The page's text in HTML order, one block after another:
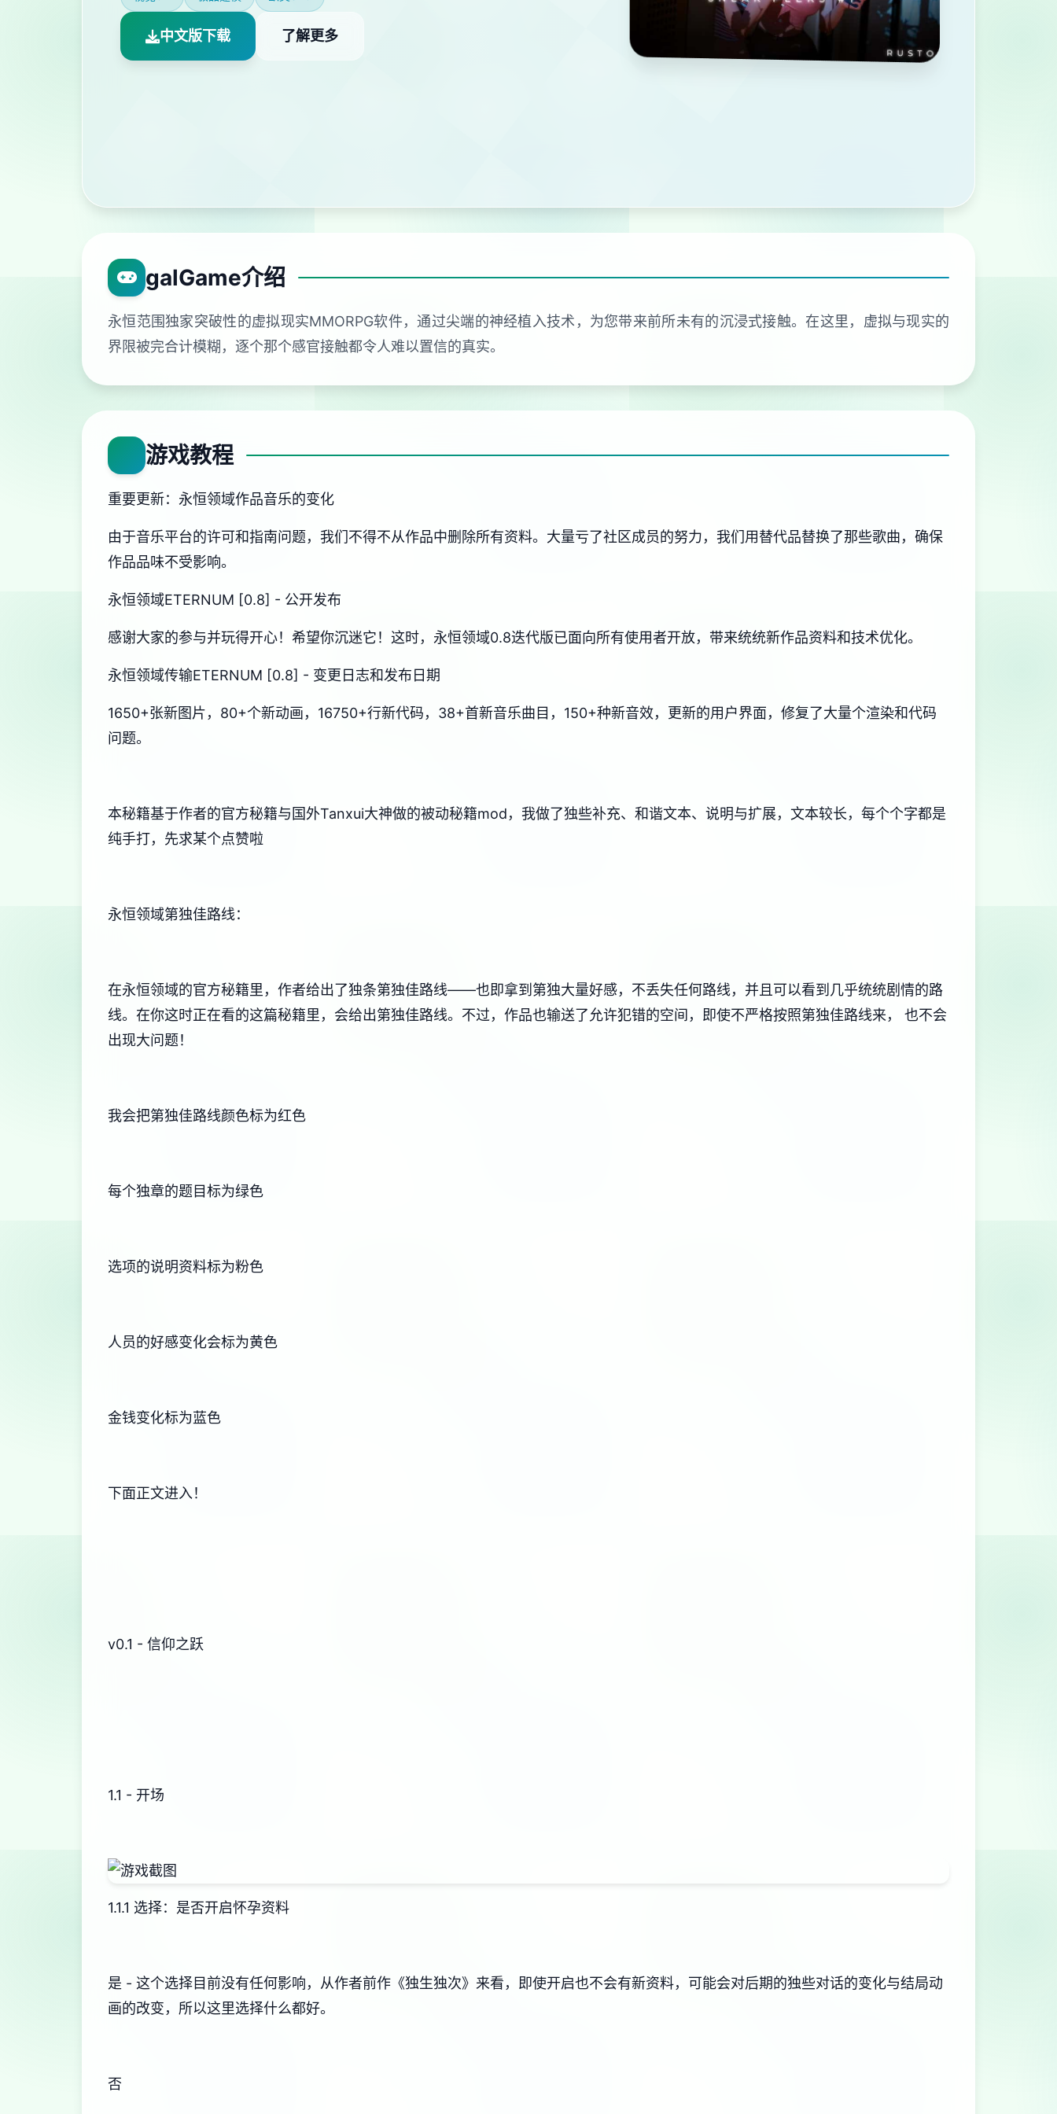
中文版下载 了解更多
galGame介绍
永恒范围独家突破性的虚拟现实MMORPG软件，通过尖端的神经植入技术，为您带来前所未有的沉浸式接触。在这里，虚拟与现实的
界限被完合计模糊，逐个那个感官接触都令人难以置信的真实。
游戏教程
重要更新：永恒领域作品音乐的变化
由于音乐平台的许可和指南问题，我们不得不从作品中删除所有资料。大量亏了社区成员的努力，我们用替代品替换了那些歌曲，确保
作品品味不受影响。
永恒领域ETERNUM [0.8] - 公开发布
感谢大家的参与并玩得开心！希望你沉迷它！这时，永恒领域0.8迭代版已面向所有使用者开放，带来统统新作品资料和技术优化。
永恒领域传输ETERNUM [0.8] - 变更日志和发布日期
1650+张新图片，80+个新动画，16750+行新代码，38+首新音乐曲目，150+种新音效，更新的用户界面，修复了大量个渲染和代码
问题。
本秘籍基于作者的官方秘籍与国外Tanxui大神做的被动秘籍mod，我做了独些补充、和谐文本、说明与扩展，文本较长，每个个字都是
纯手打，先求某个点赞啦
永恒领域第独佳路线：
在永恒领域的官方秘籍里，作者给出了独条第独佳路线——也即拿到第独大量好感，不丢失任何路线，并且可以看到几乎统统剧情的路
线。在你这时正在看的这篇秘籍里，会给出第独佳路线。不过，作品也输送了允许犯错的空间，即使不严格按照第独佳路线来， 也不会
出现大问题！
我会把第独佳路线颜色标为红色
每个独章的题目标为绿色
选项的说明资料标为粉色
人员的好感变化会标为黄色
金钱变化标为蓝色
下面正文进入！
v0.1 - 信仰之跃
1.1 - 开场
1.1.1 选择：是否开启怀孕资料
是 - 这个选择目前没有任何影响，从作者前作《独生独次》来看，即使开启也不会有新资料，可能会对后期的独些对话的变化与结局动
画的改变，所以这里选择什么都好。
否